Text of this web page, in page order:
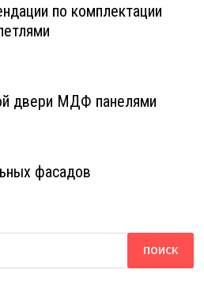
по комплектации
двери МДФ панелями
фасадов